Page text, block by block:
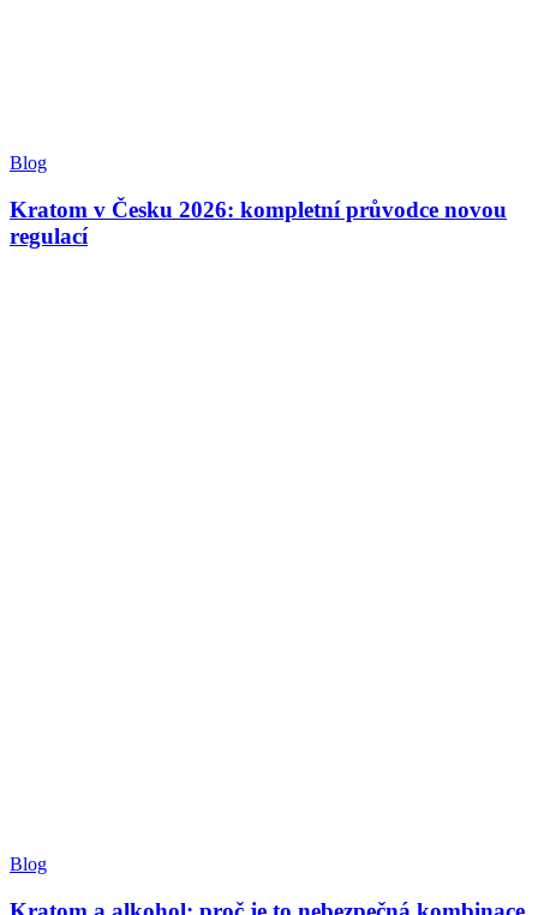
Blog
Kratom v Česku 2026: kompletní průvodce novou
regulací
Blog